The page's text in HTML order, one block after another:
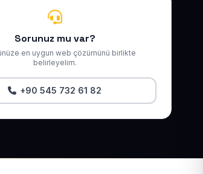
Sorunuz mu var?
en uygun web çözümünü birlikte
belirleyelim.
+90 545 732 61 82